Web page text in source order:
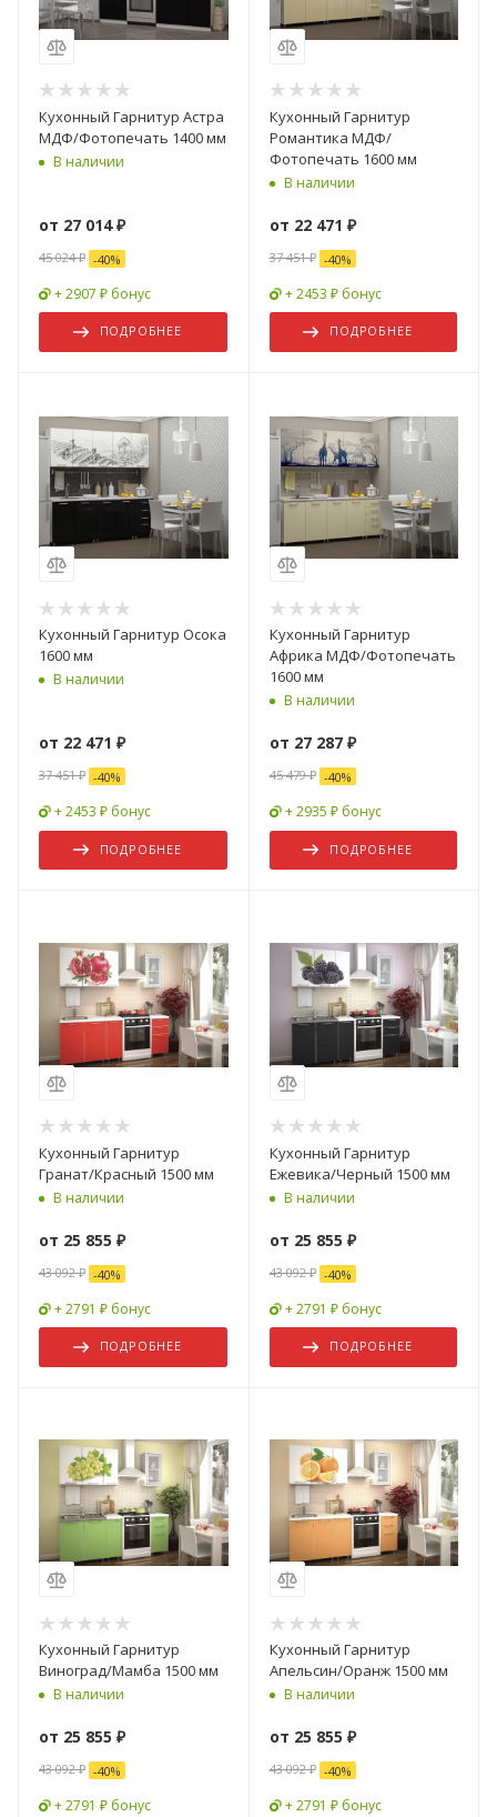
Кухонный Гарнитур Астра
МДФ/Фотопечать 1400 мм
В наличии
от 27 014 ₽
45 024 ₽ -40%
+ 2907 ₽ бонус
ПОДРОБНЕЕ
Кухонный Гарнитур
Романтика МДФ/
Фотопечать 1600 мм
В наличии
от 22 471 ₽
37 451 ₽ -40%
+ 2453 ₽ бонус
ПОДРОБНЕЕ
Кухонный Гарнитур Осока
1600 мм
В наличии
от 22 471 ₽
37 451 ₽ -40%
+ 2453 ₽ бонус
ПОДРОБНЕЕ
Кухонный Гарнитур
Африка МДФ/Фотопечать
1600 мм
В наличии
от 27 287 ₽
45 479 ₽ -40%
+ 2935 ₽ бонус
ПОДРОБНЕЕ
Кухонный Гарнитур
Гранат/Красный 1500 мм
В наличии
от 25 855 ₽
43 092 ₽ -40%
+ 2791 ₽ бонус
ПОДРОБНЕЕ
Кухонный Гарнитур
Ежевика/Черный 1500 мм
В наличии
от 25 855 ₽
43 092 ₽ -40%
+ 2791 ₽ бонус
ПОДРОБНЕЕ
Кухонный Гарнитур
Виноград/Мамба 1500 мм
В наличии
от 25 855 ₽
43 092 ₽ -40%
+ 2791 ₽ бонус
Кухонный Гарнитур
Апельсин/Оранж 1500 мм
В наличии
от 25 855 ₽
43 092 ₽ -40%
+ 2791 ₽ бонус